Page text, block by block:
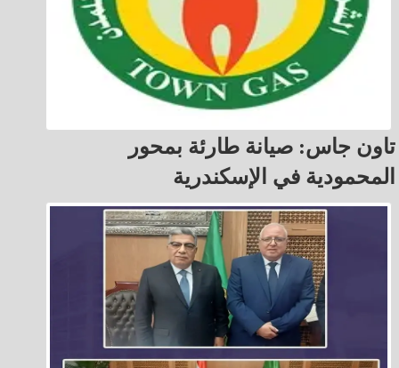
تاون جاس: صيانة طارئة بمحور
المحمودية في الإسكندرية